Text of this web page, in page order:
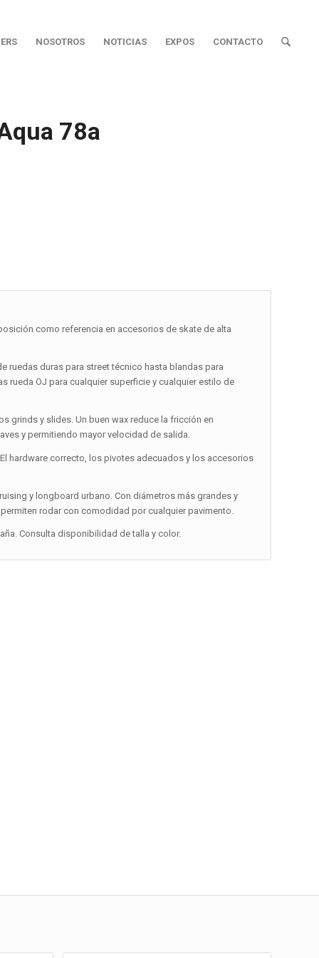
NOSOTROS NOTICIAS EXPOS CONTACTO
78a
como referencia en accesorios de skate de alta
ruedas duras para street técnico hasta blandas para
rueda OJ para cualquier superficie y cualquier estilo de
grinds y slides. Un buen wax reduce la fricción en
y permitiendo mayor velocidad de salida.
hardware correcto, los pivotes adecuados y los accesorios
y longboard urbano. Con diámetros más grandes y
rodar con comodidad por cualquier pavimento.
Consulta disponibilidad de talla y color.